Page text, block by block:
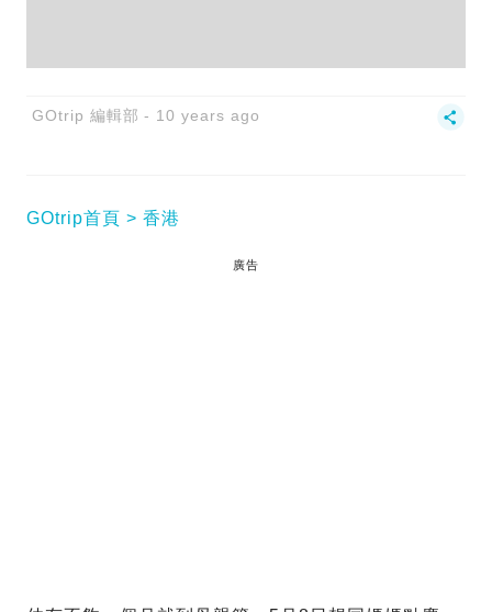
GOtrip 編輯部 10 years ago
GOtrip首頁 香港
廣告